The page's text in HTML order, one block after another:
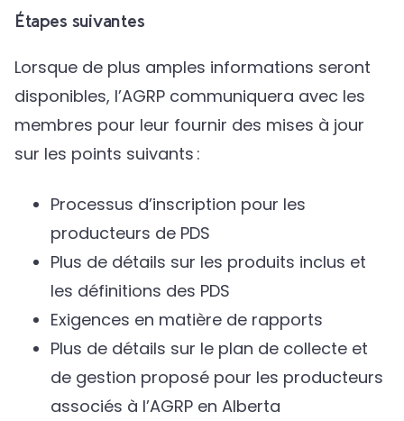
Étapes suivantes
Lorsque de plus amples informations seront
disponibles, l’AGRP communiquera avec les
membres pour leur fournir des mises à jour
sur les points suivants :
Processus d’inscription pour les
producteurs de PDS
Plus de détails sur les produits inclus et
les définitions des PDS
Exigences en matière de rapports
Plus de détails sur le plan de collecte et
de gestion proposé pour les producteurs
associés à l’AGRP en Alberta